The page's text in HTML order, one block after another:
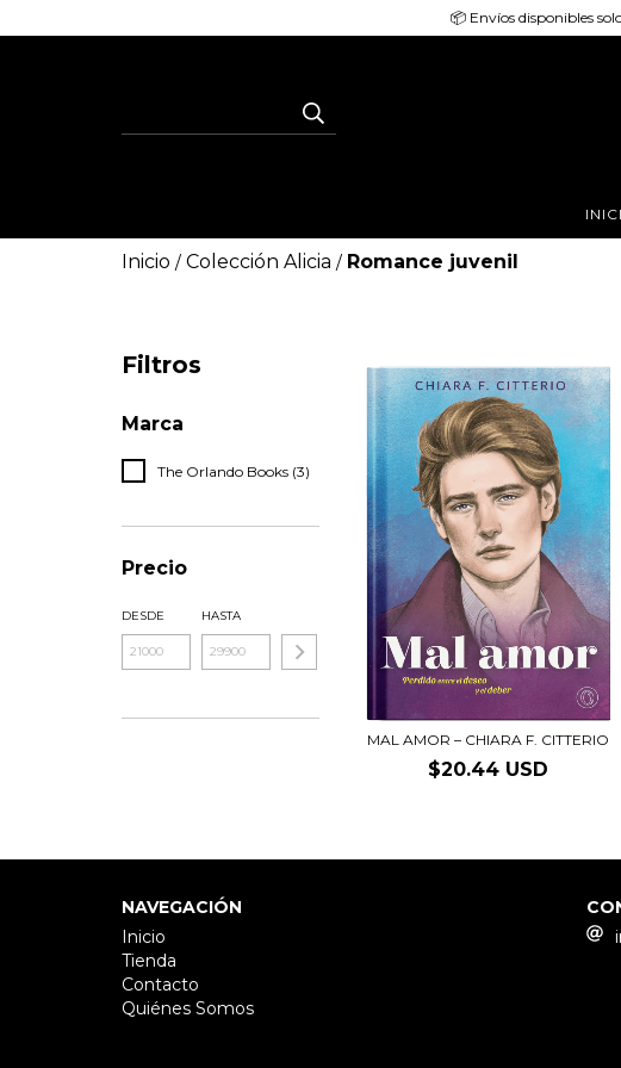
📦 Envíos disponibles
Inicio / Colección Alicia / Romance juvenil
Filtros
Marca
The Orlando Books (3)
Precio
DESDE HASTA
MAL AMOR – CHIARA F. CITTERIO
$20.44 USD
NAVEGACIÓN
Inicio
Tienda
Contacto
Quiénes Somos